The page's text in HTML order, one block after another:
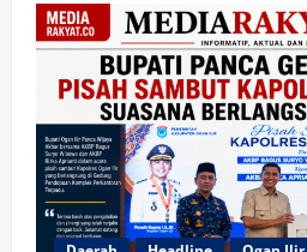
Bupati
Ogan
Ilir
Beri
Semangat
Desa
Meranjat
Ilir
di
Penilaian
Lomba
Desa
Tingkat
Provinsi